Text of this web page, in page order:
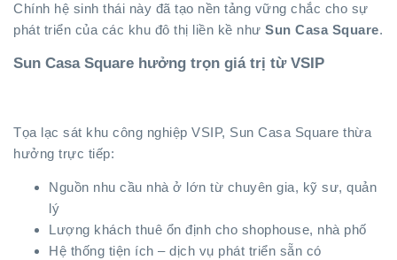
Chính hệ sinh thái này đã tạo nền tảng vững chắc cho sự
phát triển của các khu đô thị liền kề như Sun Casa Square.
Sun Casa Square hưởng trọn giá trị từ VSIP
Tọa lạc sát khu công nghiệp VSIP, Sun Casa Square thừa
hưởng trực tiếp:
Nguồn nhu cầu nhà ở lớn từ chuyên gia, kỹ sư, quản
lý
Lượng khách thuê ổn định cho shophouse, nhà phố
Hệ thống tiện ích – dịch vụ phát triển sẵn có